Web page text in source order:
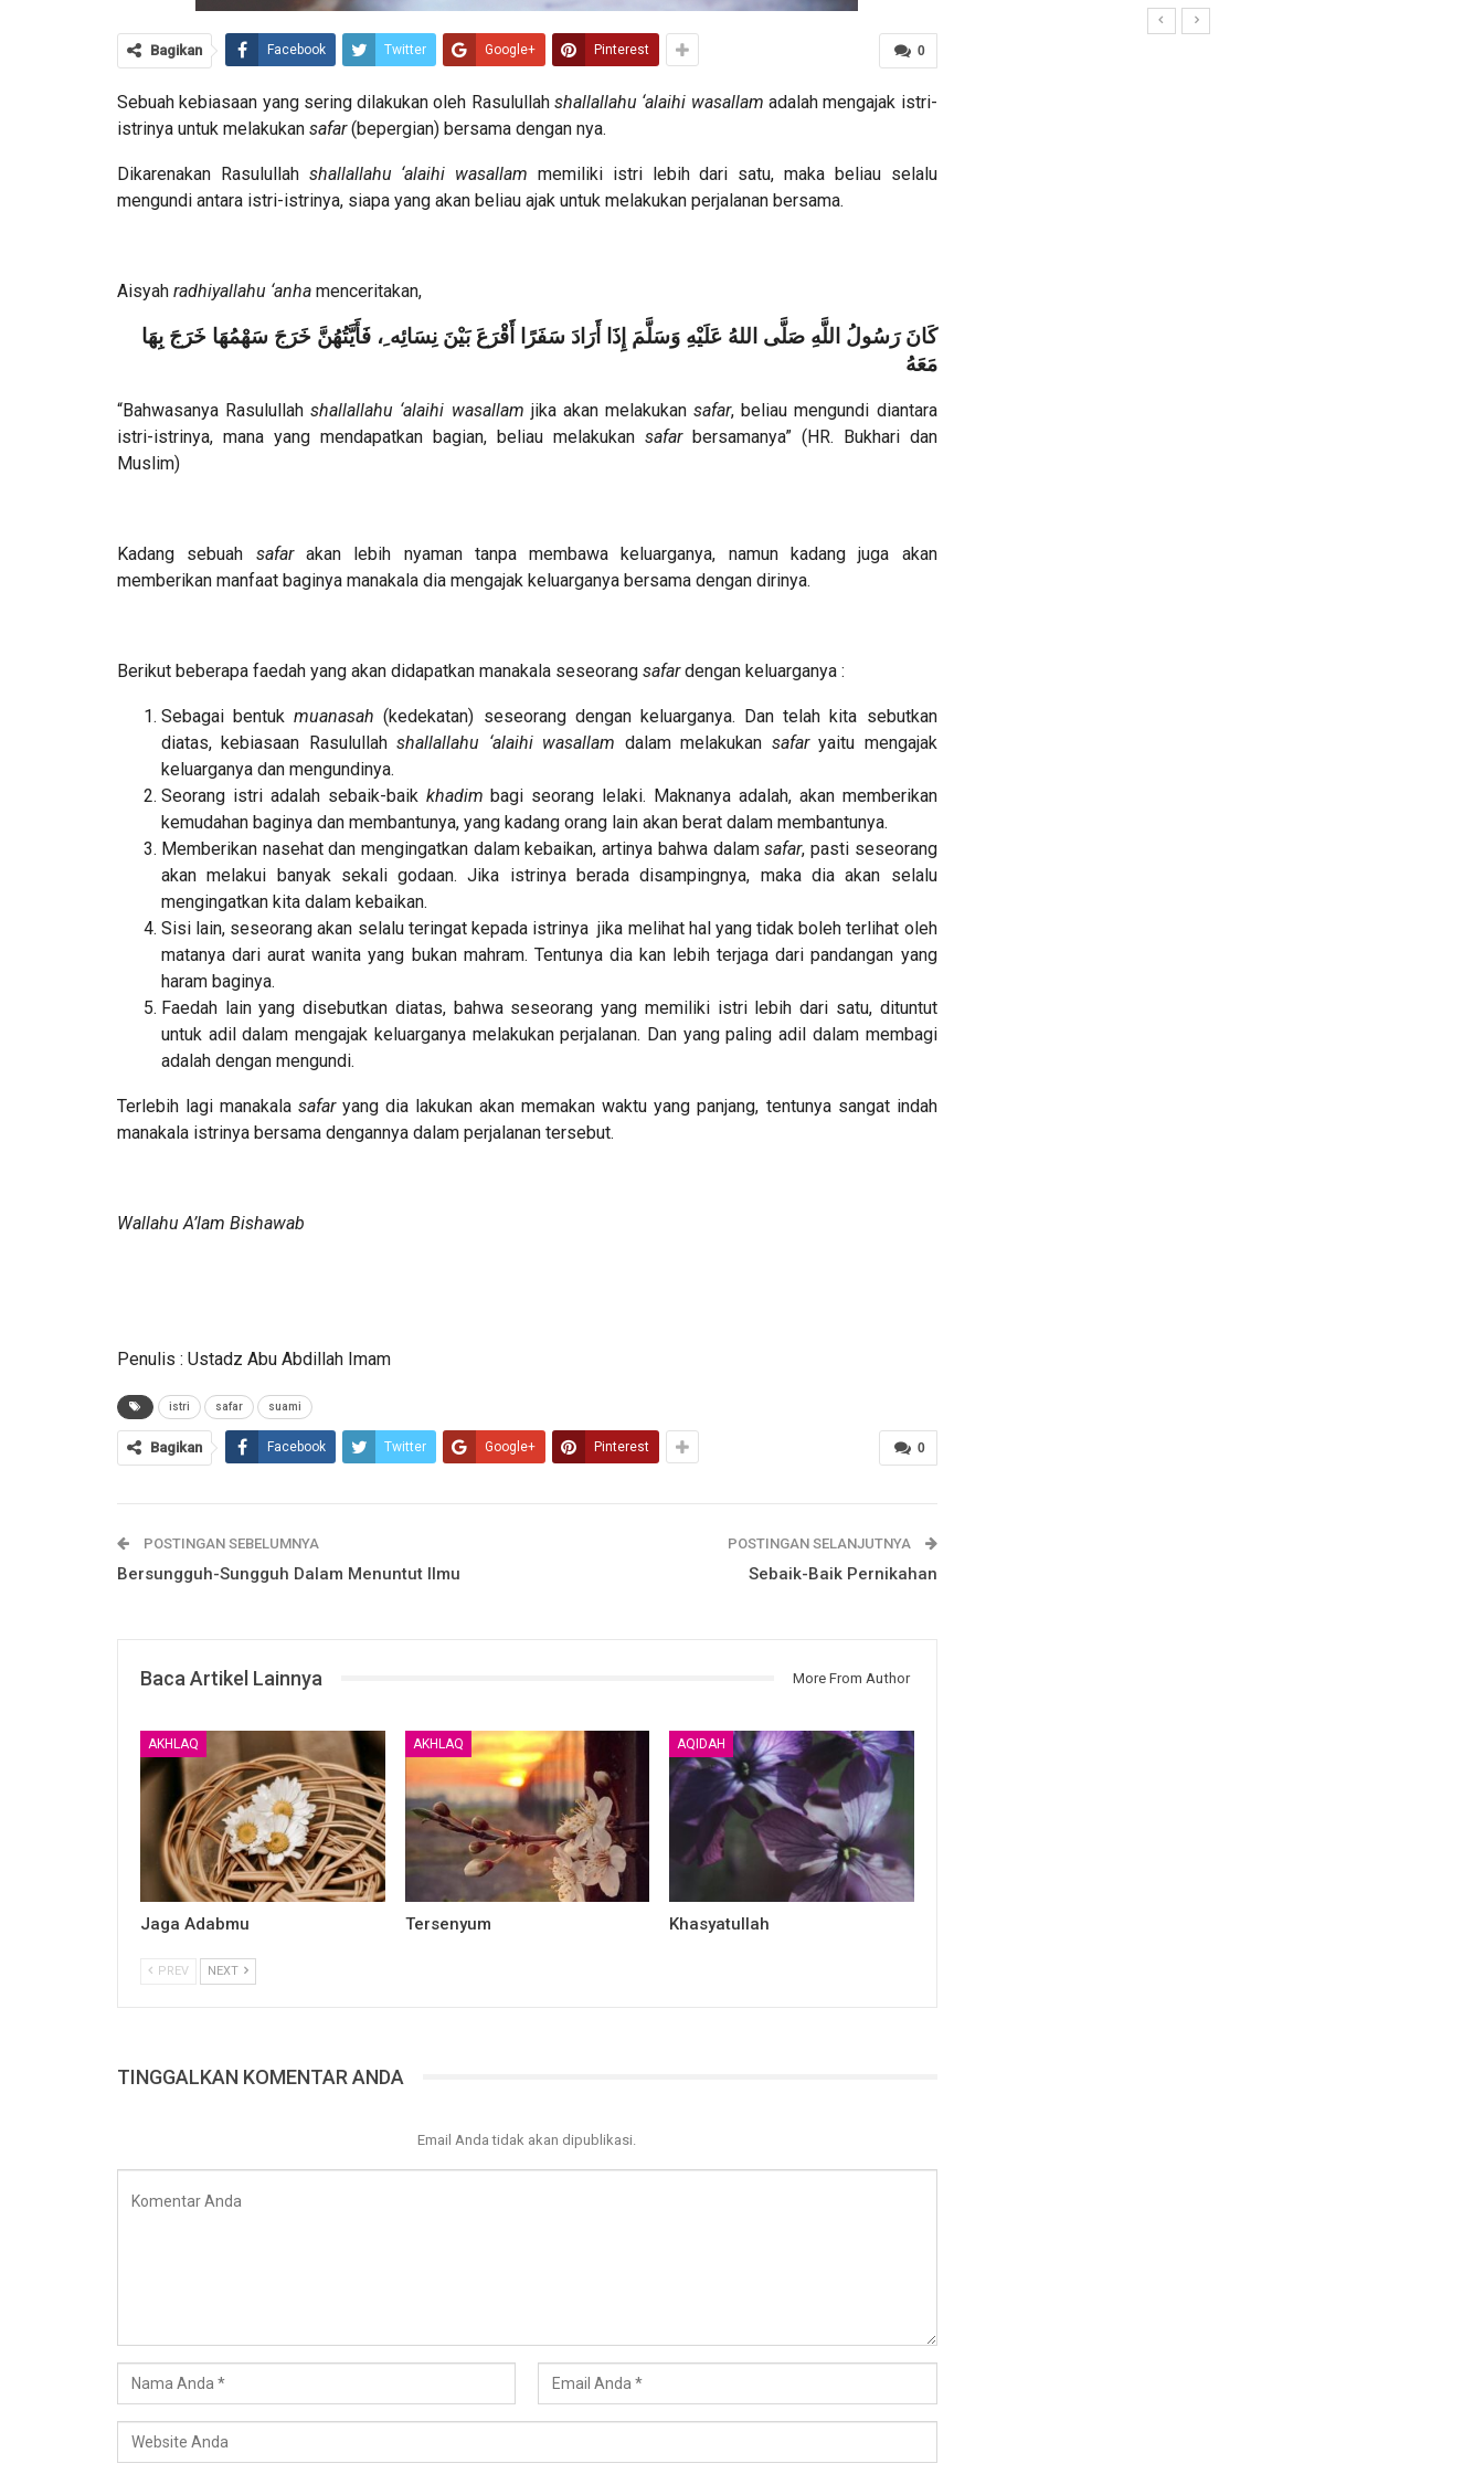
0
Bagikan Facebook Twitter Google+ Pinterest
Sebuah kebiasaan yang sering dilakukan oleh Rasulullahshallallahu ‘alaihi wasallam adalah mengajak istri-
istrinya untuk melakukan safar(bepergian) bersama dengan nya.
Dikarenakan Rasulullah shallallahu ‘alaihi wasallam memiliki istri lebih dari satu, maka beliau selalu
mengundi antara istri-istrinya, siapa yang akan beliau ajak untuk melakukan perjalanan bersama.
Aisyah radhiyallahu ‘anha menceritakan,
كَانَ رَسُولُ اللَّهِ صَلَّى اللهُ عَلَيْهِ وَسَلَّمَ إِذَا أَرَادَ سَفَرًا أَقْرَعَ بَيْنَ نِسَائِه ِ، فَأَيَّتُهُنَّ خَرَجَ سَهْمُهَا خَرَجَ بِهَا
مَعَهُ
“Bahwasanya Rasulullahshallallahu ‘alaihi wasallam jika akan melakukansafar, beliau mengundi diantara
istri-istrinya, mana yang mendapatkan bagian, beliau melakukan safarbersamanya” (HR. Bukhari dan
Muslim)
Kadang sebuah safarakan lebih nyaman tanpa membawa keluarganya, namun kadang juga akan
memberikan manfaat baginya manakala dia mengajak keluarganya bersama dengan dirinya.
Berikut beberapa faedah yang akan didapatkan manakala seseorang safardengan keluarganya :
Sebagai bentukmuanasah (kedekatan) seseorang dengan keluarganya. Dan telah kita sebutkan
diatas, kebiasaan Rasulullahshallallahu ‘alaihi wasallam dalam melakukan safaryaitu mengajak
keluarganya dan mengundinya.
Seorang istri adalah sebaik-baik khadim bagi seorang lelaki. Maknanya adalah, akan memberikan
kemudahan baginya dan membantunya, yang kadang orang lain akan berat dalam membantunya.
Memberikan nasehat dan mengingatkan dalam kebaikan, artinya bahwa dalamsafar, pasti seseorang
akan melakui banyak sekali godaan. Jika istrinya berada disampingnya, maka dia akan selalu
mengingatkan kita dalam kebaikan.
Sisi lain, seseorang akan selalu teringat kepada istrinya jika melihat hal yang tidak boleh terlihat oleh
matanya dari aurat wanita yang bukan mahram. Tentunya dia kan lebih terjaga dari pandangan yang
haram baginya.
Faedah lain yang disebutkan diatas, bahwa seseorang yang memiliki istri lebih dari satu, dituntut
untuk adil dalam mengajak keluarganya melakukan perjalanan. Dan yang paling adil dalam membagi
adalah dengan mengundi.
Terlebih lagi manakalasafaryang dia lakukan akan memakan waktu yang panjang, tentunya sangat indah
manakala istrinya bersama dengannya dalam perjalanan tersebut.
Wallahu A’lam Bishawab
Penulis : Ustadz Abu Abdillah Imam
istri safar suami
0
Bagikan Facebook Twitter Google+ Pinterest
POSTINGAN SEBELUMNYA
Bersungguh-Sungguh Dalam Menuntut Ilmu
POSTINGAN SELANJUTNYA
Sebaik-Baik Pernikahan
Baca Artikel Lainnya More From Author
AKHLAQ
Jaga Adabmu
AKHLAQ
Tersenyum
AQIDAH
Khasyatullah
PREV NEXT
TINGGALKAN KOMENTAR ANDA
Email Anda tidak akan dipublikasi.